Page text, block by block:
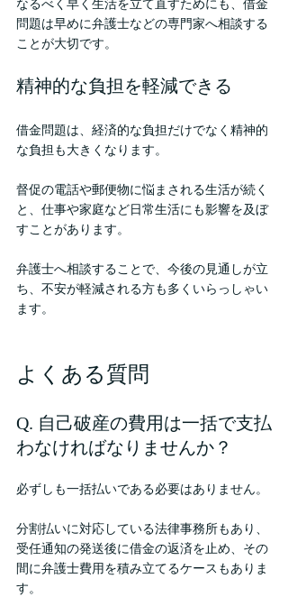
なるべく早く生活を立て直すためにも、借金
問題は早めに弁護士などの専門家へ相談する
ことが大切です。
精神的な負担を軽減できる
借金問題は、経済的な負担だけでなく精神的
な負担も大きくなります。
督促の電話や郵便物に悩まされる生活が続く
と、仕事や家庭など日常生活にも影響を及ぼ
すことがあります。
弁護士へ相談することで、今後の見通しが立
ち、不安が軽減される方も多くいらっしゃい
ます。
よくある質問
Q. 自己破産の費用は一括で支払
わなければなりませんか？
必ずしも一括払いである必要はありません。
分割払いに対応している法律事務所もあり、
受任通知の発送後に借金の返済を止め、その
間に弁護士費用を積み立てるケースもありま
す。